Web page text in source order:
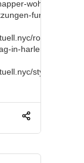
wohnraum-die-
fur-
roy-
in-harlem-in-den-
style-50s-